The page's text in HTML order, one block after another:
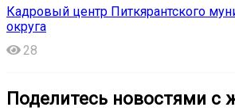
Кадровый центр Питкярантского
округа
28
Поделитесь новостями с